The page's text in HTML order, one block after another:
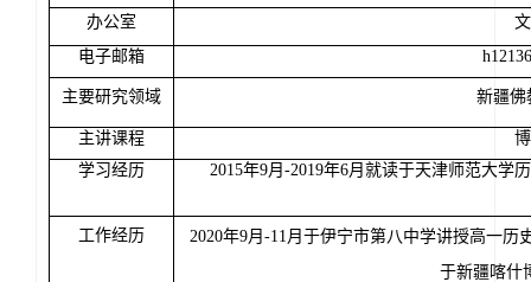
办公室
电子邮箱
主要研究领域 新疆
主讲课程
学习经历
2015年9月-2019年6月就读于天津师范大学
工作经历
2020年9月-11月于伊宁市第八中学讲授高一
于新疆喀什